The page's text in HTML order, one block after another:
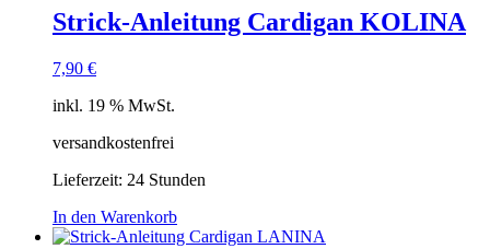
Strick-Anleitung Cardigan KOLINA
7,90 €
inkl. 19 % MwSt.
versandkostenfrei
Lieferzeit: 24 Stunden
In den Warenkorb